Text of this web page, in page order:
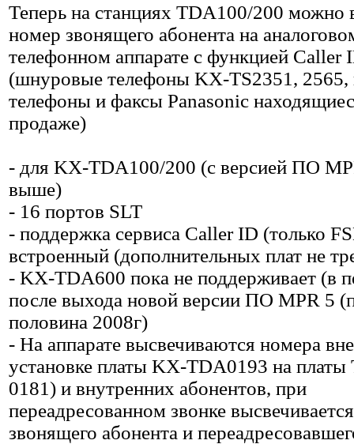
Теперь на станциях TDA100/200 можно
номер звонящего абонента на
телефонном аппарате с функцией Caller
(шнуровые телефоны KX-TS2351, 2565,
телефоны и факсы Panasonic
продаже)
- для KX-TDA100/200 (с версией ПО
выше)
- 16 портов SLT
- поддержка сервиса Caller ID (только
встроенный (дополнительных плат не
- KX-TDA600 пока не поддерживает (в
после выхода новой версии ПО MPR 5
половина 2008г)
- На аппарате высвечиваются номера
установке платы KX-TDA0193 на
0181) и внутренних абонентов, при
переадресованном звонке
звонящего абонента и